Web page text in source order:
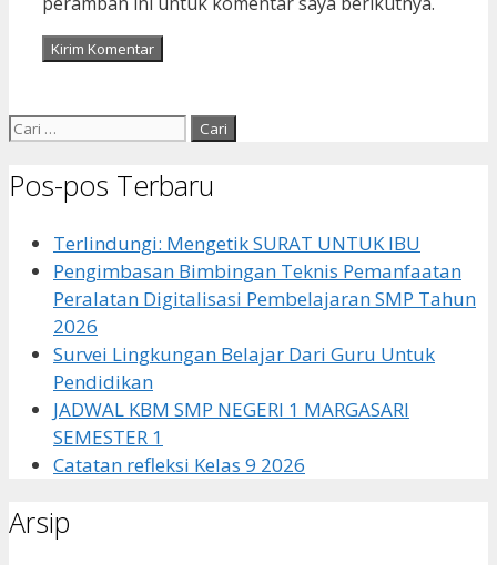
Cari
Pos-pos Terbaru
Terlindungi: Mengetik SURAT UNTUK IBU
Pengimbasan Bimbingan Teknis Pemanfaatan
Peralatan Digitalisasi Pembelajaran SMP Tahun
2026
Survei Lingkungan Belajar Dari Guru Untuk
Pendidikan
JADWAL KBM SMP NEGERI 1 MARGASARI
SEMESTER 1
Catatan refleksi Kelas 9 2026
Arsip